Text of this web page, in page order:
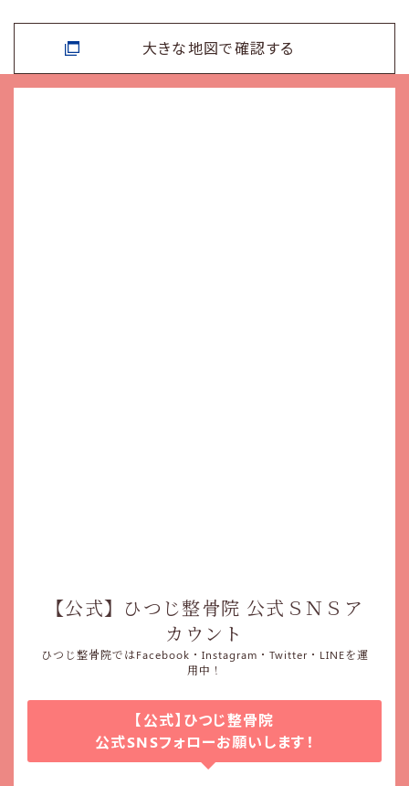
大きな地図で確認する
【公式】ひつじ整骨院 公式ＳＮＳア
カウント
ひつじ整骨院ではFacebook・Instagram・Twitter・LINEを運
用中！
【公式】ひつじ整骨院
公式SNSフォローお願いします！